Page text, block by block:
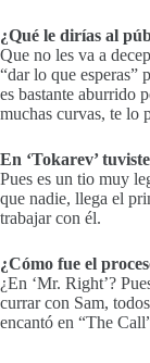
¿Qué le dirías al
Que no les va a
“dar lo que esperas”
es bastante aburrido
muchas curvas, te lo
En ‘Tokarev’
Pues es un tio muy
que nadie, llega el
trabajar con él.
¿Cómo fue el
¿En ‘Mr. Right’?
currar con Sam,
encantó en “The